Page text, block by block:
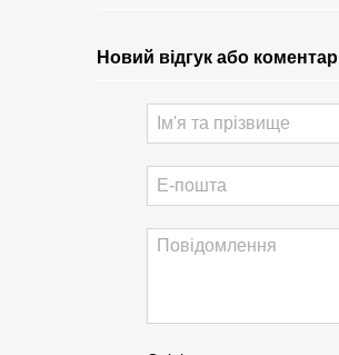
Новий відгук або коментар